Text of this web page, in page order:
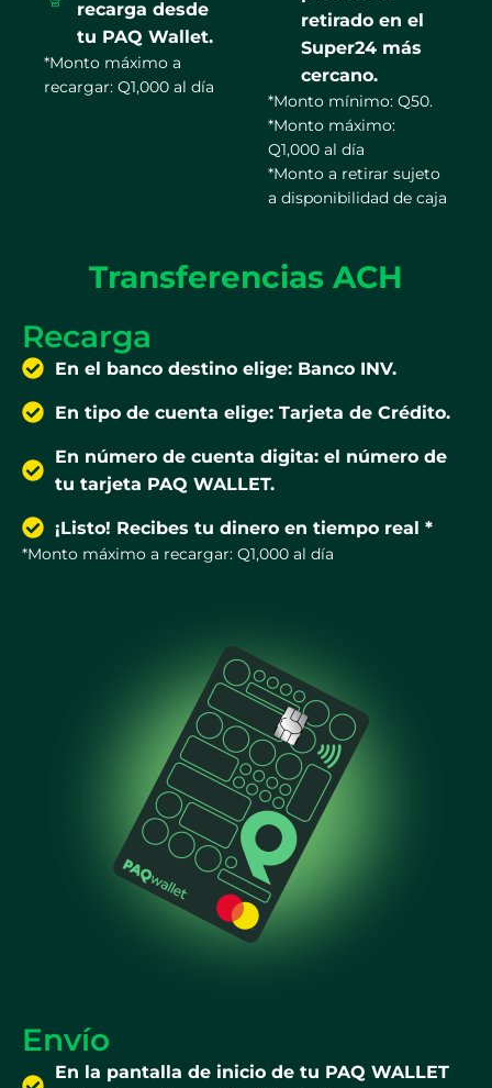
recarga desde
tu PAQ Wallet.
*Monto máximo a
recargar: Q1,000 al día
retirado en el
Super24 más
cercano.
*Monto mínimo: Q50.
*Monto máximo:
Q1,000 al día
*Monto a retirar sujeto
a disponibilidad de caja
Transferencias ACH
Recarga
En el banco destino elige: Banco INV.
En tipo de cuenta elige: Tarjeta de Crédito.
En número de cuenta digita: el número de
tu tarjeta PAQ WALLET.
¡Listo! Recibes tu dinero en tiempo real *
*Monto máximo a recargar: Q1,000 al día
Envío
En la pantalla de inicio de tu PAQ WALLET